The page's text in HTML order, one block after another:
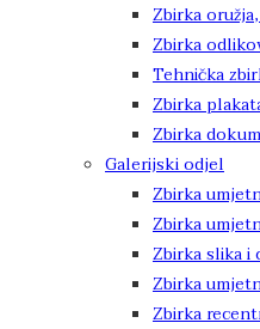
Zbirka
Zbirka
Tehnička
Zbirka
Zbirka
Galerijski odjel
Zbirka
Zbirka
Zbirka slika i
Zbirka
Zbirka